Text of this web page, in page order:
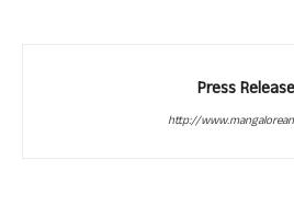
Press Release
http://